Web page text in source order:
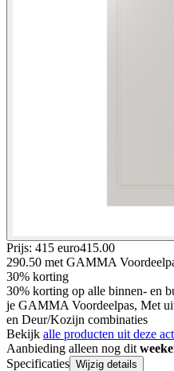
Prijs: 415 euro415.00
290.50 met GAMMA
30% korting
30% korting op alle binnen- en
je GAMMA Voordeelpas, Met
en Deur/Kozijn combinaties
Bekijk alle producten uit deze
Aanbieding alleen nog dit
Specificaties Wijzig details